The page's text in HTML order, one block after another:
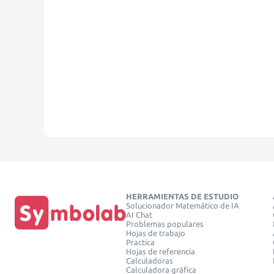
HERRAMIENTAS DE ESTUDIO
Solucionador Matemático de IA
AI Chat
Problemas populares
Hojas de trabajo
Practica
Hojas de referencia
Calculadoras
Calculadora gráfica